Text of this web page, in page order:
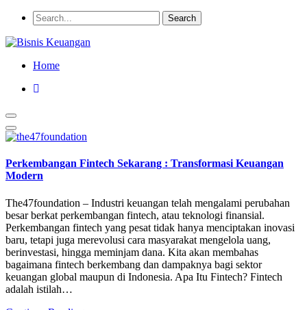
Home
Perkembangan Fintech Sekarang : Transformasi Keuangan
Modern
The47foundation – Industri keuangan telah mengalami perubahan
besar berkat perkembangan fintech, atau teknologi finansial.
Perkembangan fintech yang pesat tidak hanya menciptakan inovasi
baru, tetapi juga merevolusi cara masyarakat mengelola uang,
berinvestasi, hingga meminjam dana. Kita akan membahas
bagaimana fintech berkembang dan dampaknya bagi sektor
keuangan global maupun di Indonesia. Apa Itu Fintech? Fintech
adalah istilah…